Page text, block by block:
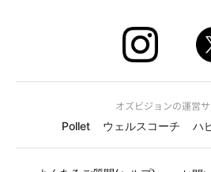
オズビジョンの運営
Pollet
ウェルスコーチ ハ